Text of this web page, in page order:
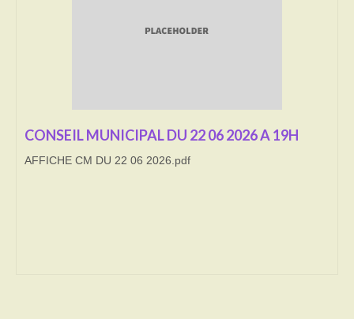
Correspondants de presse
LE BRULAGE DES VEGETAUX
CONSEIL MUNICIPAL DU 22 06 2026 A 19H
AFFICHE CM DU 22 06 2026.pdf